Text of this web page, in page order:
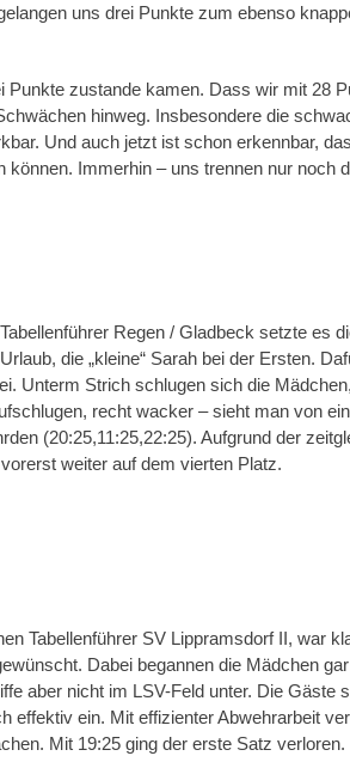
uns drei Punkte zum ebenso
zustande kamen. Dass wir mit 28
hinweg. Insbesondere die
Und auch jetzt ist schon erkennbar,
Immerhin – uns trennen nur noch
Regen / Gladbeck setzte es
die „kleine“ Sarah bei der Ersten.
Unterm Strich schlugen sich die
recht wacker – sieht man von
(20:25,11:25,22:25). Aufgrund der
weiter auf dem vierten Platz.
Tabellenführer SV Lippramsdorf II, war
Dabei begannen die Mädchen
aber nicht im LSV-Feld unter. Die Gäste
effektiv ein. Mit effizienter Abwehrarbeit
Mit 19:25 ging der erste Satz